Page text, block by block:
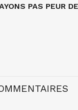
PAS PEUR